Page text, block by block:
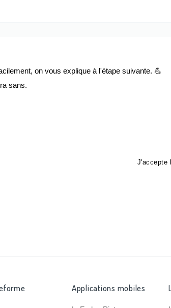
on vous explique à l'étape suivante. 💪
sans.
J'accepte
Applications mobiles